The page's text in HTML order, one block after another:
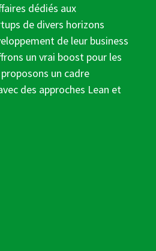
dédiés aux
de divers horizons
de leur business
un vrai boost pour les
un cadre
des approches Lean et